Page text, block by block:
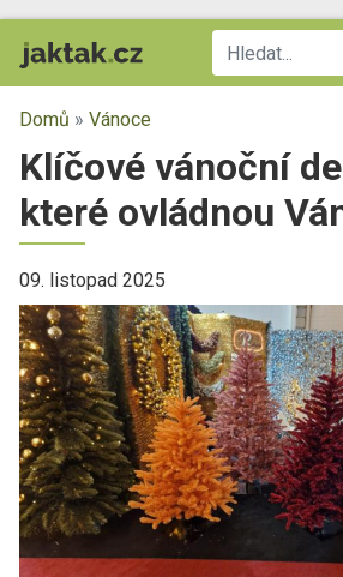
Domů » Vánoce
Klíčové vánoční
které ovládnou
09. listopad 2025